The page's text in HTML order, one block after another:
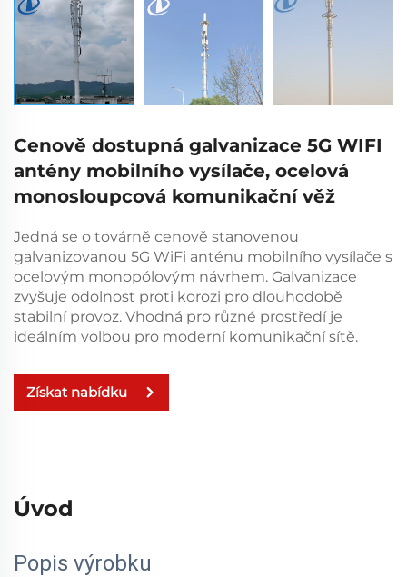
Cenově dostupná galvanizace 5G WIFI
antény mobilního vysílače, ocelová
monosloupcová komunikační věž
Jedná se o továrně cenově stanovenou
galvanizovanou 5G WiFi anténu mobilního vysílače s
ocelovým monopólovým návrhem. Galvanizace
zvyšuje odolnost proti korozi pro dlouhodobě
stabilní provoz. Vhodná pro různé prostředí je
ideálním volbou pro moderní komunikační sítě.
Získat nabídku
Úvod
Popis výrobku